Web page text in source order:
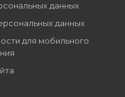
данных
данных
для мобильного